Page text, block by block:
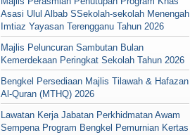
Asasi Ulul Albab SSekolah-sekolah Menengah
Imtiaz Yayasan Terengganu Tahun 2026
Majlis Peluncuran Sambutan Bulan
Kemerdekaan Peringkat Sekolah Tahun 2026
Bengkel Persediaan Majlis Tilawah & Hafazan
Al-Quran (MTHQ) 2026
Lawatan Kerja Jabatan Perkhidmatan Awam
Sempena Program Bengkel Pemurnian Kertas